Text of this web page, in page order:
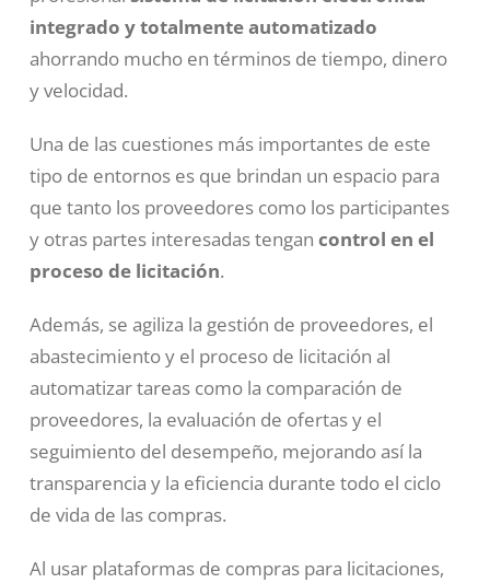
integrado y totalmente automatizado
ahorrando mucho en términos de tiempo, dinero
y velocidad.
Una de las cuestiones más importantes de este
tipo de entornos es que brindan un espacio para
que tanto los proveedores como los participantes
y otras partes interesadas tengan control en el
proceso de licitación.
Además, se agiliza la gestión de proveedores, el
abastecimiento y el proceso de licitación al
automatizar tareas como la comparación de
proveedores, la evaluación de ofertas y el
seguimiento del desempeño, mejorando así la
transparencia y la eficiencia durante todo el ciclo
de vida de las compras.
Al usar plataformas de compras para licitaciones,